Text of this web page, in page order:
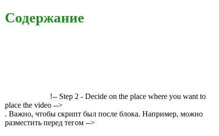
Содержание
!-- Step 2 - Decide on the place where you want to
place the video -->
. Важно, чтобы скрипт был после блока. Например, можно
разместить перед тегом -->